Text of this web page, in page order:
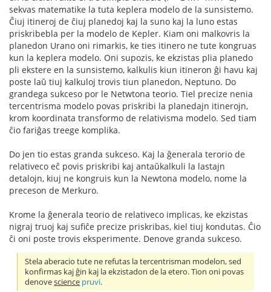
sekvas matematike la tuta keplera modelo de la sunsistemo.
Ĉiuj itineroj de ĉiuj planedoj kaj la suno kaj la luno estas
priskribebla per la modelo de Kepler. Kiam oni malkovris la
planedon Urano oni rimarkis, ke ties itinero ne tute kongruas
kun la keplera modelo. Oni supozis, ke ekzistas plia planedo
pli ekstere en la sunsistemo, kalkulis kiun itineron ĝi havu kaj
poste laŭ tiuj kalkuloj trovis tiun planedon, Neptuno. Do
grandega sukceso por le Netwtona teorio. Tiel precize nenia
tercentrisma modelo povas priskribi la planedajn itinerojn,
krom koordinata transformo de relativisma modelo. Sed tiam
ĉio fariĝas treege komplika.
Do jen tio estas granda sukceso. Kaj la ĝenerala terorio de
relativeco eĉ povis priskribi kaj antaŭkalkuli la lastajn
detalojn, kiuj ne kongruis kun la Newtona modelo, nome la
preceson de Merkuro.
Krome la ĝenerala teorio de relativeco implicas, ke ekzistas
nigraj truoj kaj sufiĉe precize priskribas, kiel tiuj kondutas. Ĉio
ĉi oni poste trovis eksperimente. Denove granda sukceso.
Stela aberacio tute ne refutas la tercentrisman modelon, sed
konfirmas kaj ĝin kaj la ekzistadon de la etero. Tion oni povas
denovescience pruvi.